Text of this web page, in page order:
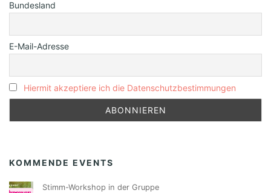
Bundesland
E-Mail-Adresse
Hiermit akzeptiere ich die Datenschutzbestimmungen
KOMMENDE EVENTS
Stimm-Workshop in der Gruppe